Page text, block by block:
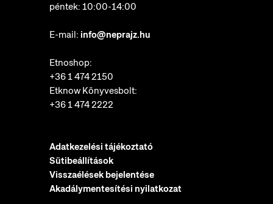
péntek: 10:00-14:00
E-mail: info@neprajz.hu
Etnoshop:
+36 1 474 2150
Etknow Könyvesbolt:
+36 1 474 2222
Adatkezelési tájékoztató
Sütibeállítások
Visszaélések bejelentése
Akadálymentesítési nyilatkozat